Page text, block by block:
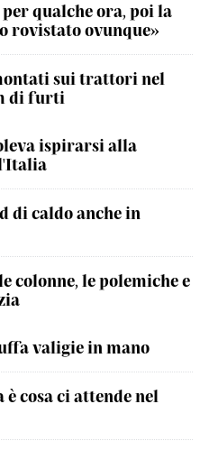
qualche ora, poi la
rovistato ovunque»
sui trattori nel
di furti
ispirarsi alla
di caldo anche in
colonne, le polemiche e
valigie in mano
cosa ci attende nel